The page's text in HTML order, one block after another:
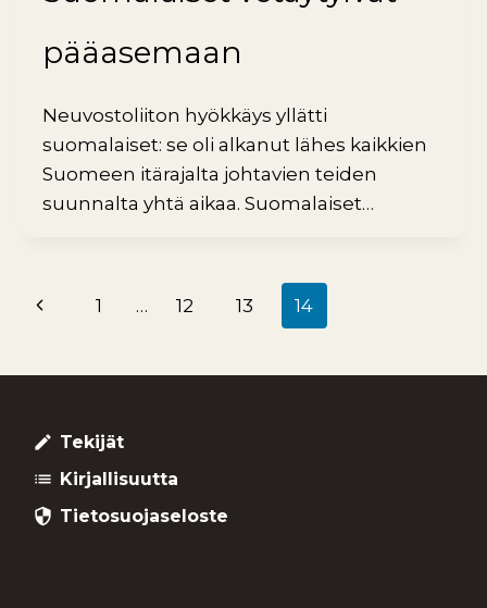
pääasemaan
Neuvostoliiton hyökkäys yllätti
suomalaiset: se oli alkanut lähes kaikkien
Suomeen itärajalta johtavien teiden
suunnalta yhtä aikaa. Suomalaiset…
Sivunavigointi
Edellinen
1 … 12 13 14
create Tekijät
list Kirjallisuutta
security Tietosuojaseloste